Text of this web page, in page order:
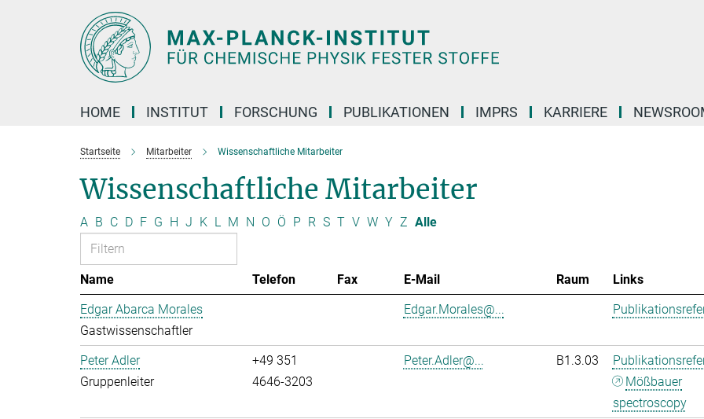
HOME INSTITUT FORSCHUNG PUBLIKATIONEN IMPRS KARRIERE
Startseite Mitarbeiter Wissenschaftliche Mitarbeiter
Wissenschaftliche Mitarbeiter
A B C D F G H J K L M N O Ö P R S T V W Y Z Alle
Name Telefon Fax E-Mail Raum
Links
Edgar Abarca Morales
Gastwissenschaftler
Edgar.Morales@...
Peter Adler
Gruppenleiter
+49 351
4646-3203
Peter.Adler@... B1.3.03
Mößbauer
spectroscopy